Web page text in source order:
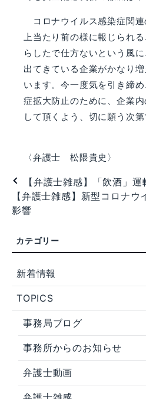
コロナウイルス感染症関
上当たり前の様に報じられ
らしたで仕方ないという風
出てきている企業がかなり
います。今一度気を引き締
症拡大防止のために、企業
して頂くよう、切に願う次第
〈弁護士 松隈貴史〉
【弁護士雑感】「飲酒」運
【弁護士雑感】新型コロナ
影響
新着情報
TOPICS
事務局ブログ
事務所からのお知らせ
弁護士動画